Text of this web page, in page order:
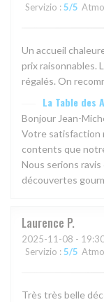
Servizio : 5/5
Un accueil
prix raisonnables.
régalés. On
La Table des
Bonjour Jean-
Votre satisfaction
contents que
Nous serions
découvertes
Laurence P
2025-11-08 -
Servizio : 5/5
Très très belle